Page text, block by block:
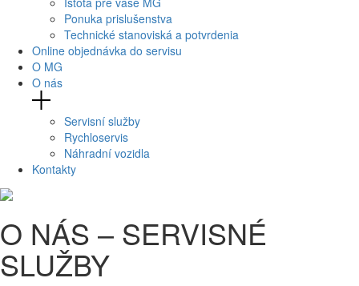
Ponuka prislušenstva
Technické stanoviská a potvrdenia
Online objednávka do servisu
O MG
O nás
Servisní služby
Rychloservis
Náhradní vozidla
Kontakty
O NÁS – SERVISNÉ
SLUŽBY